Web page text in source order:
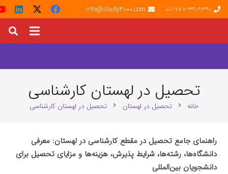
001-778-3409340
info@study3000.com
تحصیل در لهستان کارشناسی
خانه chevron_right تحصیل در لهستان chevron_right تحصیل در لهستان کارشناسی
راهنمای جامع تحصیل در مقطع کارشناسی در لهستان: معرفی
دانشگاه‌ها، رشته‌ها، شرایط پذیرش، هزینه‌ها و مزایای تحصیل برای
دانشجویان بین‌المللی